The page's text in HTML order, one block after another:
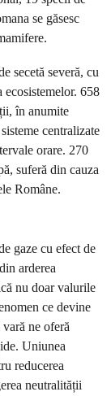
se găsesc
secetă severă, cu
ecosistemelor. 658
în anumite
centralizate
orare. 270
suferă din cauza
Române.
gaze cu efect de
arderea
nu doar valurile
ce devine
ne oferă
Uniunea
reducerea
neutralității